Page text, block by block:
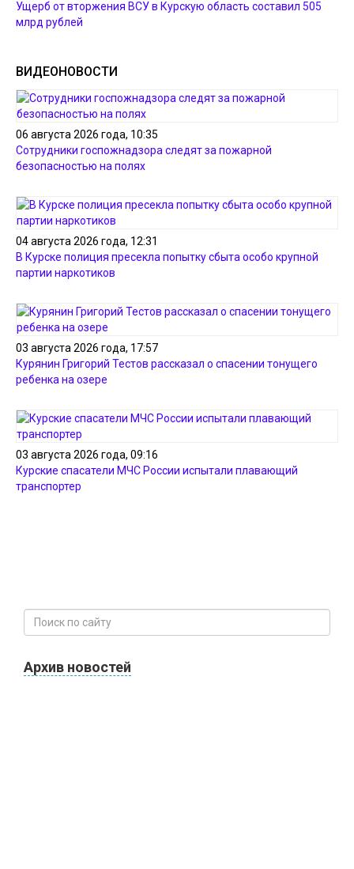
Ущерб от вторжения ВСУ в Курскую область составил 505
млрд рублей
ВИДЕОНОВОСТИ
06 августа 2026 года, 10:35
Сотрудники госпожнадзора следят за пожарной
безопасностью на полях
04 августа 2026 года, 12:31
В Курске полиция пресекла попытку сбыта особо крупной
партии наркотиков
03 августа 2026 года, 17:57
Курянин Григорий Тестов рассказал о спасении тонущего
ребенка на озере
03 августа 2026 года, 09:16
Курские спасатели МЧС России испытали плавающий
транспортер
Архив новостей